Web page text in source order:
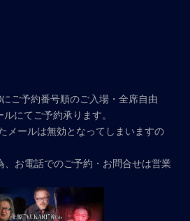
ご予約番号順のご入場・全席自由
にてご予約承ります。
メールは無効となってしまいますの
お電話でのご予約・お問合せは営業